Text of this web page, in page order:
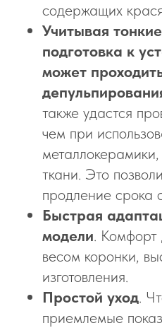
содержащих
Учитывая
подготовка к
может
также удастся
чем при
ткани. Это
продление срока
Быстрая
модели. Комфорт
весом коронки,
изготовления.
Простой уход.
приемлемые